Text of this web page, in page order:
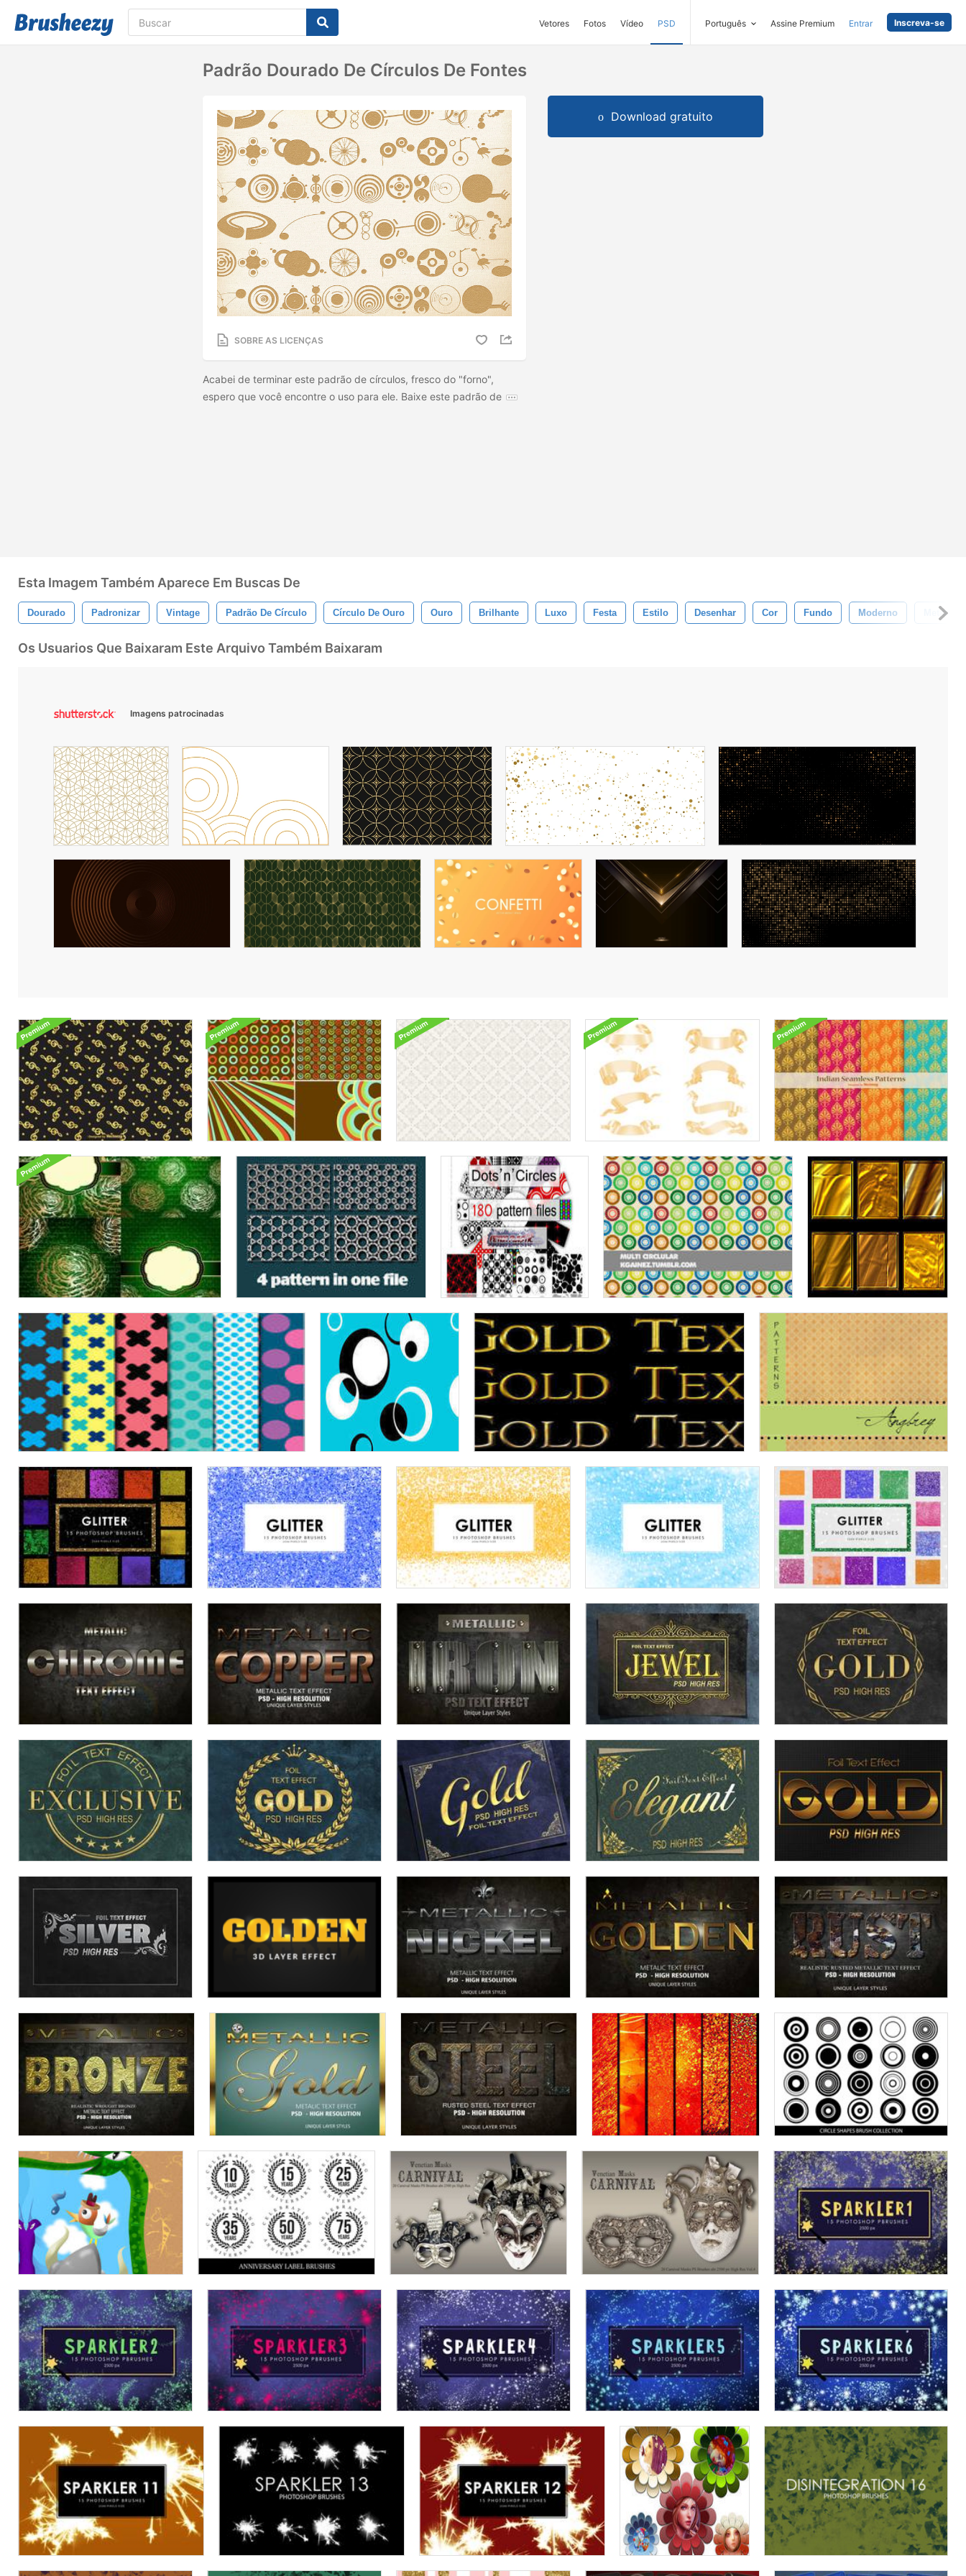
Vetores Fotos Vídeo PSD Português Assine Premium Entrar Inscreva-se
Padrão Dourado De Círculos De Fontes
SOBRE AS LICENÇAS
Acabei de terminar este padrão de círculos, fresco do "forno",
espero que você encontre o uso para ele. Baixe este padrão de
Download gratuito
Esta Imagem Também Aparece Em Buscas De
Dourado Padronizar Vintage Padrão De Círculo Círculo De Ouro Ouro Brilhante Luxo Festa Estilo Desenhar Cor Fundo Moderno Metal
Os Usuarios Que Baixaram Este Arquivo Também Baixaram
Imagens patrocinadas